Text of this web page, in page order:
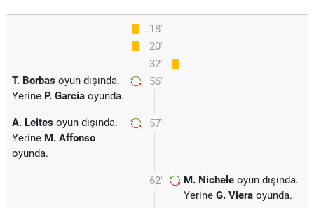
18'
20'
32'
56'
T. Borbas oyun dışında.
Yerine P. García oyunda.
57'
A. Leites oyun dışında.
Yerine M. Affonso
oyunda.
62' M. Nichele oyun dışında.
Yerine G. Viera oyunda.